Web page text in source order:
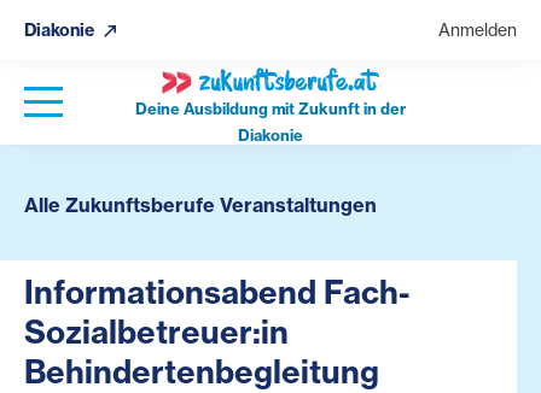
Diakonie Anmelden
Deine Ausbildung mit Zukunft in der
Diakonie
Alle Zukunftsberufe Veranstaltungen
Informationsabend Fach-
Sozialbetreuer:in
Behindertenbegleitung